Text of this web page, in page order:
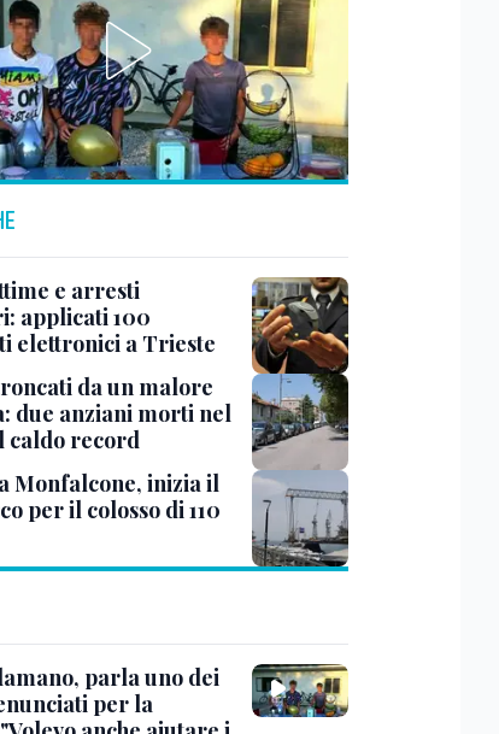
e arresti
applicati 100
elettronici a Trieste
da un malore
due anziani morti nel
caldo record
Monfalcone, inizia il
per il colosso di 110
parla uno dei
per la